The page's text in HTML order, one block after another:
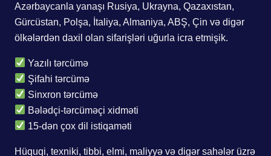
Azərbaycanla yanaşı Rusiya, Ukrayna, Qazaxıstan,
Gürcüstan, Polşa, İtaliya, Almaniya, ABŞ, Çin və digər
ölkələrdən daxil olan sifarişləri uğurla icra etmişik.
Yazılı tərcümə
Şifahi tərcümə
Sinxron tərcümə
Bələdçi-tərcüməçi xidməti
15-dən çox dil istiqaməti
Hüquqi, texniki, tibbi, elmi, maliyyə və digər sahələr üzrə